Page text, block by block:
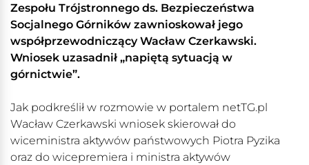
Zespołu Trójstronnego ds. Bezpieczeństwa
Socjalnego Górników zawnioskował jego
współprzewodniczący Wacław Czerkawski.
Wniosek uzasadnił „napiętą sytuacją w
górnictwie”.
Jak podkreślił w rozmowie w portalem netTG.pl
Wacław Czerkawski wniosek skierował do
wiceministra aktywów państwowych Piotra Pyzika
oraz do wicepremiera i ministra aktywów